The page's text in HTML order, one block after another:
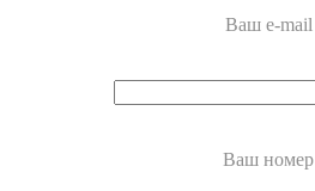
Ваш e-mail
Ваш номер